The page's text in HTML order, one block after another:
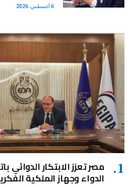
6 أغسطس، 2026
مصر تعزز الابتكار الدوائي
الدواء وجهاز الملكية